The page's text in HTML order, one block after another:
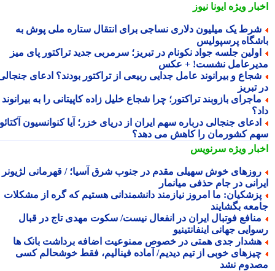
ویژهایونا نیوز
یک میلیون دلاری نساجی برای انتقال ستاره ملی پوش به
پرسپولیس
جلسه جواد نکونام در تبریز؛ سرمربی جدید تراکتور پای میز
نشست! + عکس
و بیرانوند عامل جدایی ربیعی از تراکتور بودند؟ ادعای جنجالی
تبریز
بازوبند تراکتور؛ چرا شجاع خلیل زاده کاپیتانی را به بیرانوند
جنجالی درباره سهم ایران از دریای خزر؛ آیا کنوانسیون آکتائو
کشورمان را کاهش می دهد؟
ویژهسرنویس
خوش سهیلی مقدم در جنوب شرق آسیا؛ / قهرمانی لژیونر
در جام حذفی میانمار
ما امروز نیازمند دانشمندانی هستیم که گره از مشکلات
بگشایند
فوتبال ایران در انفعال نیست/ سکوت مهدی تاج در قبال
جهانی اینفانتینیو
جدی همتی در خصوص ممنوعیت اضافه برداشت بانک ها
خوبی از تیم دیدیم/ آماده فینالیم، فقط خوشحالم کسی
نشد